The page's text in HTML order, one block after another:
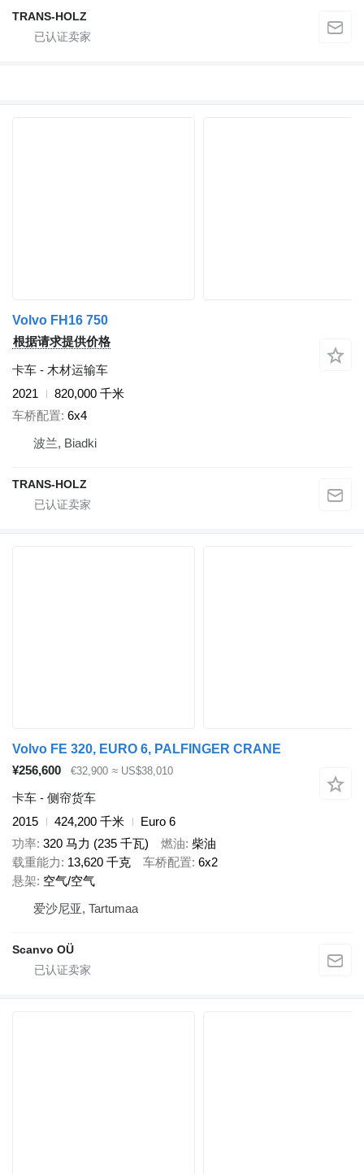
TRANS-HOLZ
Volvo FH16 750
根据请求提供价格
卡车 - 木材运输车
2021
820,000 千米
车桥配置 6x4
波兰, Biadki
TRANS-HOLZ
Volvo FE 320, EURO 6, PALFINGER CRANE
¥256,600
€32,900 ≈ US$38,010
卡车 - 侧帘货车
2015
424,200 千米
Euro 6
功率 320 马力 (235 千瓦) 燃油 柴油
载重能力
13,620 千克 车桥配置 6x2
悬架 空气/空气
爱沙尼亚, Tartumaa
Scanvo OÜ